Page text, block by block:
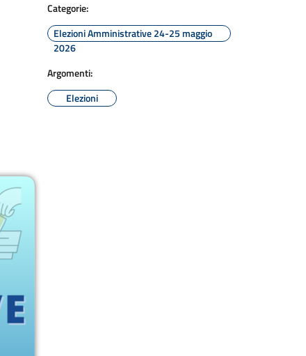
Categorie:
Elezioni Amministrative 24-25 maggio
2026
Argomenti:
Elezioni